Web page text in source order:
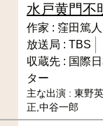
水戸黄門不
作家 : 窪田篤人
放送局 : TBS
収蔵先 : 国際
ター
主な出演 : 東野
正,中谷一郎